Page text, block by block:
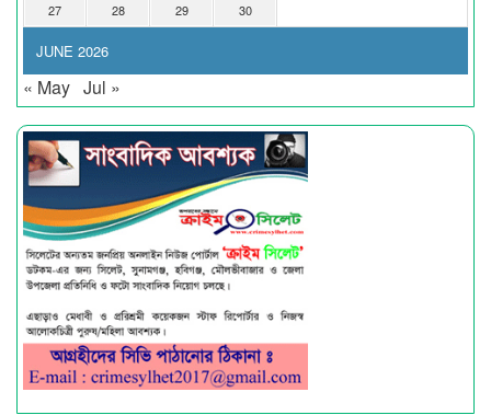
JUNE 2026
27
28 29 30
« May Jul »